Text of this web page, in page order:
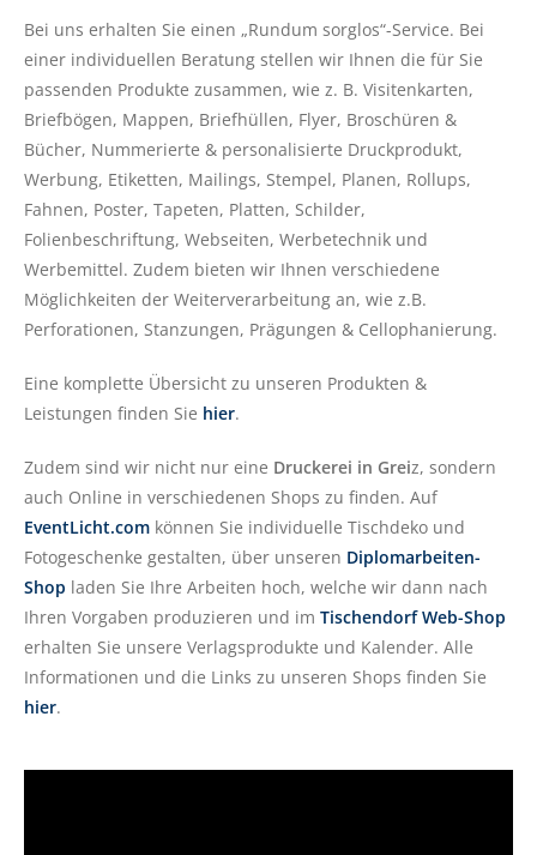
Bei uns erhalten Sie einen „Rundum sorglos“-Service. Bei
einer individuellen Beratung stellen wir Ihnen die für Sie
passenden Produkte zusammen, wie z. B. Visitenkarten,
Briefbögen, Mappen, Briefhüllen, Flyer, Broschüren &
Bücher, Nummerierte & personalisierte Druckprodukt,
Werbung, Etiketten, Mailings, Stempel, Planen, Rollups,
Fahnen, Poster, Tapeten, Platten, Schilder,
Folienbeschriftung, Webseiten, Werbetechnik und
Werbemittel. Zudem bieten wir Ihnen verschiedene
Möglichkeiten der Weiterverarbeitung an, wie z.B.
Perforationen, Stanzungen, Prägungen & Cellophanierung.
Eine komplette Übersicht zu unseren Produkten &
Leistungen finden Sie hier.
Zudem sind wir nicht nur eine Druckerei in Greiz, sondern
auch Online in verschiedenen Shops zu finden. Auf
EventLicht.com können Sie individuelle Tischdeko und
Fotogeschenke gestalten, über unseren Diplomarbeiten-
Shop laden Sie Ihre Arbeiten hoch, welche wir dann nach
Ihren Vorgaben produzieren und im Tischendorf Web-Shop
erhalten Sie unsere Verlagsprodukte und Kalender. Alle
Informationen und die Links zu unseren Shops finden Sie
hier.